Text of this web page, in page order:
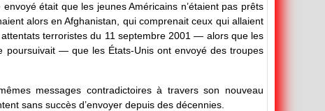
était que les jeunes Américains n’étaient pas prêts
alors en Afghanistan, qui comprenait ceux qui allaient
terroristes du 11 septembre 2001 — alors que les
poursuivait — que les États-Unis ont envoyé des troupes
messages contradictoires à travers son nouveau
sans succès d’envoyer depuis des décennies.